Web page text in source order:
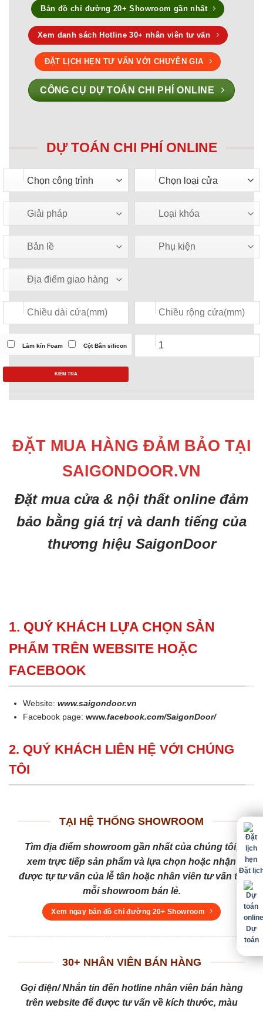
Bản đồ chỉ đường 20+ Showroom gần nhất
Xem danh sách Hotline 30+ nhân viên tư vấn
ĐẶT LỊCH HẸN TƯ VẤN VỚI CHUYÊN GIA
CÔNG CỤ DỰ TOÁN CHI PHÍ ONLINE
DỰ TOÁN CHI PHÍ ONLINE
Làm kín Foam Cột Bắn silicon
KIỂM TRA
ĐẶT MUA HÀNG ĐẢM BẢO TẠI
SAIGONDOOR.VN
Đặt mua cửa & nội thất online đảm
bảo bằng giá trị và danh tiếng của
thương hiệu SaigonDoor
1. QUÝ KHÁCH LỰA CHỌN SẢN
PHẨM TRÊN WEBSITE HOẶC
FACEBOOK
Website:www.saigondoor.vn
Facebook page:www.facebook.com/SaigonDoor/
2. QUÝ KHÁCH LIÊN HỆ VỚI CHÚNG
TÔI
TẠI HỆ THỐNG SHOWROOM
Tìm địa điểm showroom gần nhất của chúng tôi,
xem trực tiếp sản phẩm và lựa chọn hoặc nhận
được tự tư vấn của lễ tân hoặc nhân viên tư vấn tại
mỗi showroom bán lẻ.
Xem ngay bản đồ chỉ đường 20+ Showroom
30+ NHÂN VIÊN BÁN HÀNG
Gọi điện/ Nhắn tin đến hotline nhân viên bán hàng
trên website để được tư vấn về kích thước, màu
Đặt
Dự
toán